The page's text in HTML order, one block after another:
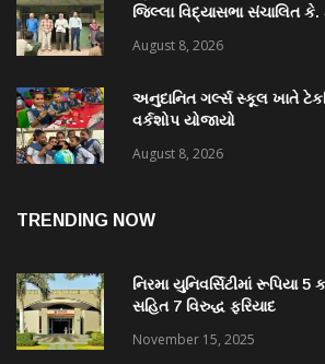
જિલ્લા વિદ્યાસભા સંચાલિત
August 8, 2026
અનુદાનિત ગર્લ્સ સ્કૂલ ખાતે
વર્કશોપ યોજાયો
August 8, 2026
TRENDING NOW
નિરમા યુનિવર્સિટીમાં રૂપિયા 5
સહિત 7 વિરુદ્ધ ફરિયાદ
November 15, 2025